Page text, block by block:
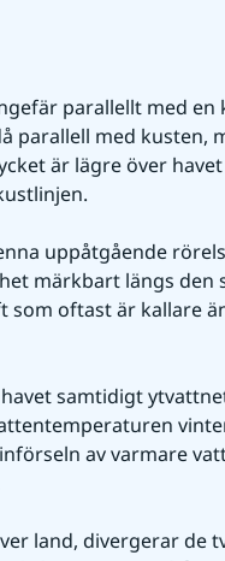
parallellt med en
parallell med kusten,
är lägre över
uppåtgående
märkbart längs den
oftast är kallare
samtidigt
av varmare
land, divergerar de